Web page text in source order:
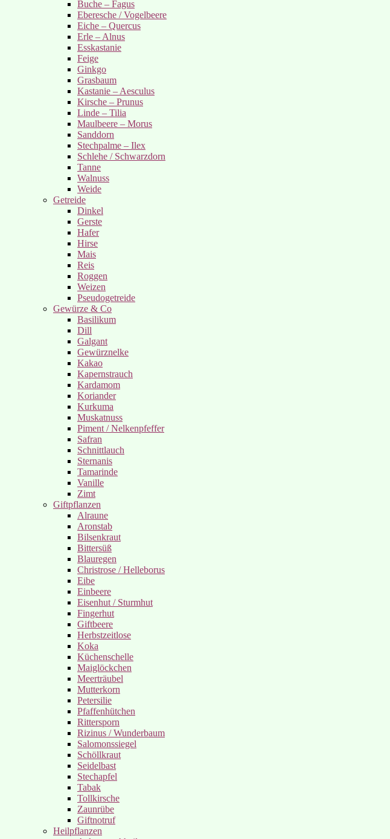
Buche – Fagus
Eberesche / Vogelbeere
Eiche – Quercus
Erle – Alnus
Esskastanie
Feige
Ginkgo
Grasbaum
Kastanie – Aesculus
Kirsche – Prunus
Linde – Tilia
Maulbeere – Morus
Sanddorn
Stechpalme – Ilex
Schlehe / Schwarzdorn
Tanne
Walnuss
Weide
Getreide
Dinkel
Gerste
Hafer
Hirse
Mais
Reis
Roggen
Weizen
Pseudogetreide
Gewürze & Co
Basilikum
Dill
Galgant
Gewürznelke
Kakao
Kapernstrauch
Kardamom
Koriander
Kurkuma
Muskatnuss
Piment / Nelkenpfeffer
Safran
Schnittlauch
Sternanis
Tamarinde
Vanille
Zimt
Giftpflanzen
Alraune
Aronstab
Bilsenkraut
Bittersüß
Blauregen
Christrose / Helleborus
Eibe
Einbeere
Eisenhut / Sturmhut
Fingerhut
Giftbeere
Herbstzeitlose
Koka
Küchenschelle
Maiglöckchen
Meerträubel
Mutterkorn
Petersilie
Pfaffenhütchen
Rittersporn
Rizinus / Wunderbaum
Salomonssiegel
Schöllkraut
Seidelbast
Stechapfel
Tabak
Tollkirsche
Zaunrübe
Giftnotruf
Heilpflanzen